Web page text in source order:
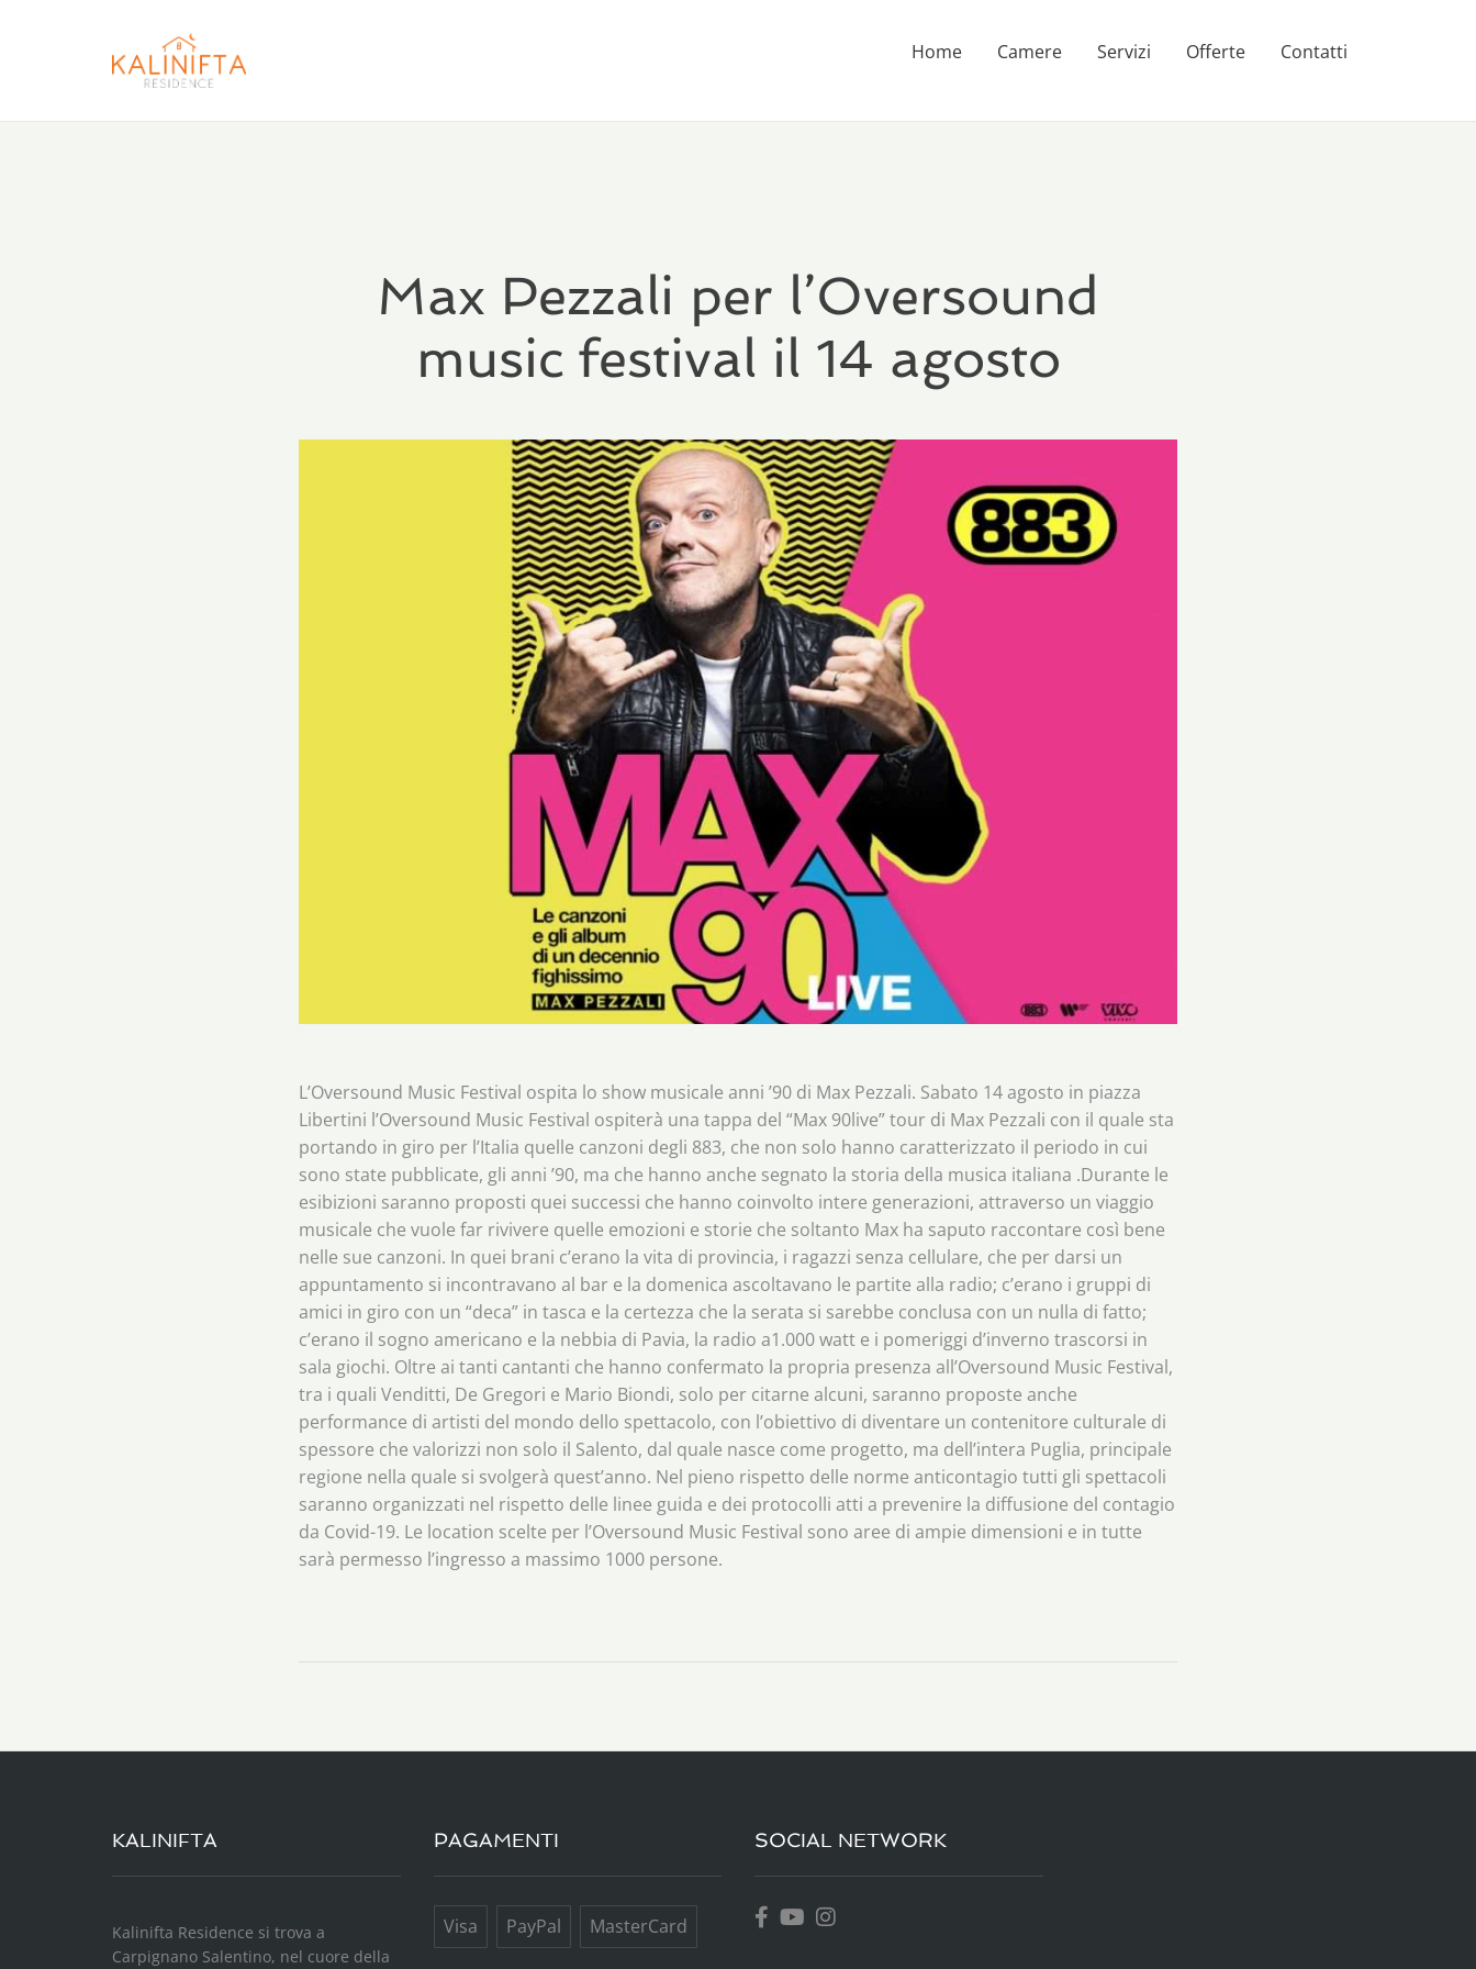
Home Camere Servizi Offerte Contatti
Max Pezzali per l’Oversound
music festival il 14 agosto
L’Oversound Music Festival ospita lo show musicale anni ’90 di Max Pezzali. Sabato 14 agosto in piazza
Libertini l’Oversound Music Festival ospiterà una tappa del “Max 90live” tour di Max Pezzali con il quale sta
portando in giro per l’Italia quelle canzoni degli 883, che non solo hanno caratterizzato il periodo in cui
sono state pubblicate, gli anni ’90, ma che hanno anche segnato la storia della musica italiana .Durante le
esibizioni saranno proposti quei successi che hanno coinvolto intere generazioni, attraverso un viaggio
musicale che vuole far rivivere quelle emozioni e storie che soltanto Max ha saputo raccontare così bene
nelle sue canzoni. In quei brani c’erano la vita di provincia, i ragazzi senza cellulare, che per darsi un
appuntamento si incontravano al bar e la domenica ascoltavano le partite alla radio; c’erano i gruppi di
amici in giro con un “deca” in tasca e la certezza che la serata si sarebbe conclusa con un nulla di fatto;
c’erano il sogno americano e la nebbia di Pavia, la radio a1.000 watt e i pomeriggi d’inverno trascorsi in
sala giochi. Oltre ai tanti cantanti che hanno confermato la propria presenza all’Oversound Music Festival,
tra i quali Venditti, De Gregori e Mario Biondi, solo per citarne alcuni, saranno proposte anche
performance di artisti del mondo dello spettacolo, con l’obiettivo di diventare un contenitore culturale di
spessore che valorizzi non solo il Salento, dal quale nasce come progetto, ma dell’intera Puglia, principale
regione nella quale si svolgerà quest’anno. Nel pieno rispetto delle norme anticontagio tutti gli spettacoli
saranno organizzati nel rispetto delle linee guida e dei protocolli atti a prevenire la diffusione del contagio
da Covid-19. Le location scelte per l’Oversound Music Festival sono aree di ampie dimensioni e in tutte
sarà permesso l’ingresso a massimo 1000 persone.
KALINIFTA
Kalinifta Residence si trova a
Carpignano Salentino, nel cuore della
PAGAMENTI
Visa PayPal MasterCard
SOCIAL NETWORK